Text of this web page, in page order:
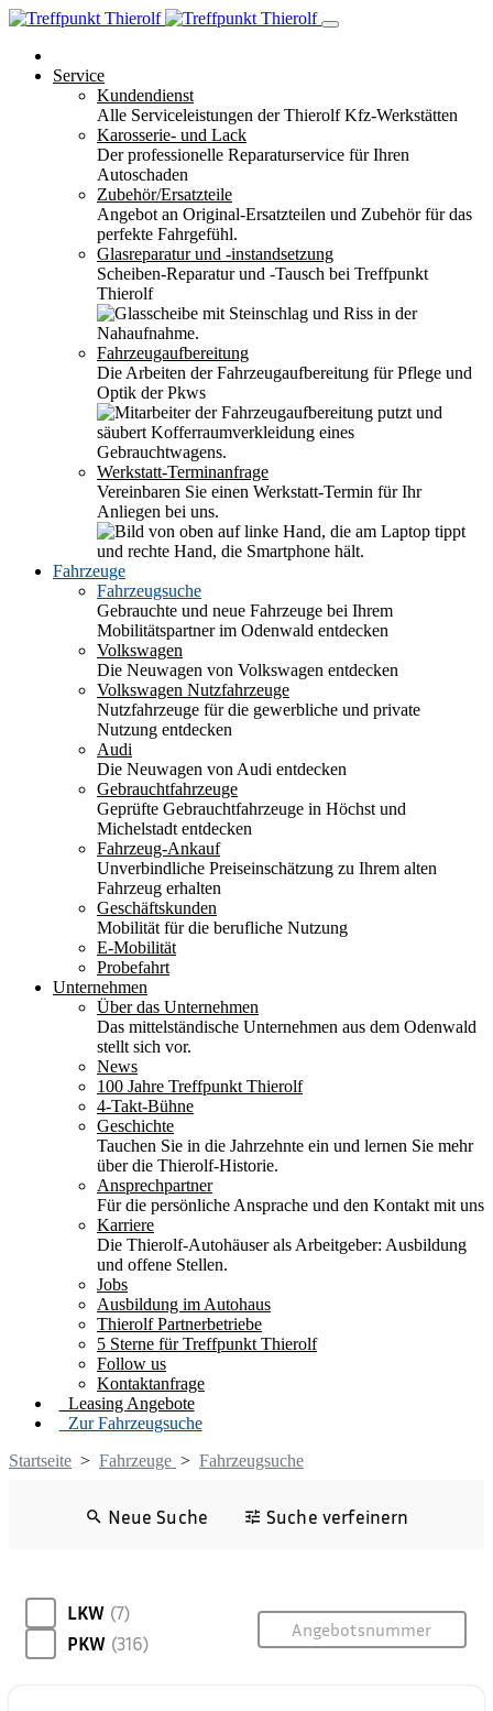
Service
Kundendienst
Alle Serviceleistungen der Thierolf Kfz-Werkstätten
Karosserie- und Lack
Der professionelle Reparaturservice für Ihren
Autoschaden
Zubehör/Ersatzteile
Angebot an Original-Ersatzteilen und Zubehör für das
perfekte Fahrgefühl.
Glasreparatur und -instandsetzung
Scheiben-Reparatur und -Tausch bei Treffpunkt
Thierolf
Fahrzeugaufbereitung
Die Arbeiten der Fahrzeugaufbereitung für Pflege und
Optik der Pkws
Werkstatt-Terminanfrage
Vereinbaren Sie einen Werkstatt-Termin für Ihr
Anliegen bei uns.
Fahrzeuge
Fahrzeugsuche
Gebrauchte und neue Fahrzeuge bei Ihrem
Mobilitätspartner im Odenwald entdecken
Volkswagen
Die Neuwagen von Volkswagen entdecken
Volkswagen Nutzfahrzeuge
Nutzfahrzeuge für die gewerbliche und private
Nutzung entdecken
Audi
Die Neuwagen von Audi entdecken
Gebrauchtfahrzeuge
Geprüfte Gebrauchtfahrzeuge in Höchst und
Michelstadt entdecken
Fahrzeug-Ankauf
Unverbindliche Preiseinschätzung zu Ihrem alten
Fahrzeug erhalten
Geschäftskunden
Mobilität für die berufliche Nutzung
E-Mobilität
Probefahrt
Unternehmen
Über das Unternehmen
Das mittelständische Unternehmen aus dem Odenwald
stellt sich vor.
News
100 Jahre Treffpunkt Thierolf
4-Takt-Bühne
Geschichte
Tauchen Sie in die Jahrzehnte ein und lernen Sie mehr
über die Thierolf-Historie.
Ansprechpartner
Für die persönliche Ansprache und den Kontakt mit uns
Karriere
Die Thierolf-Autohäuser als Arbeitgeber: Ausbildung
und offene Stellen.
Jobs
Ausbildung im Autohaus
Thierolf Partnerbetriebe
5 Sterne für Treffpunkt Thierolf
Follow us
Kontaktanfrage
Leasing Angebote
Zur Fahrzeugsuche
Startseite > Fahrzeuge > Fahrzeugsuche
Neue Suche Suche verfeinern
LKW (7)
PKW (316)